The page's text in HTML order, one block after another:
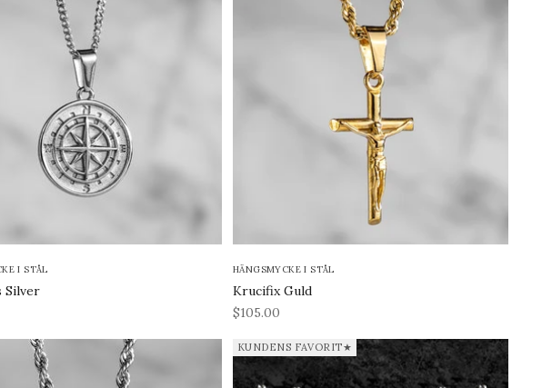
I STÅL
Silver
HÄNGSMYCKE I STÅL
Krucifix Guld
REA-pris
$105.00
KUNDENS FAVORIT★